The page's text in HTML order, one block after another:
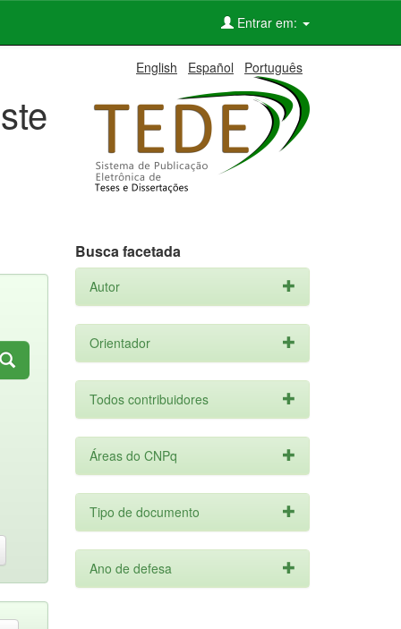
Entrar em:
English Español Português
Busca facetada
Autor
Orientador
Todos contribuidores
Áreas do CNPq
Tipo de documento
Ano de defesa